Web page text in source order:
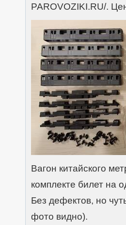
PAROVOZIKI.RU/.
Вагон китайского
комплекте билет на
Без дефектов, но
фото видно).